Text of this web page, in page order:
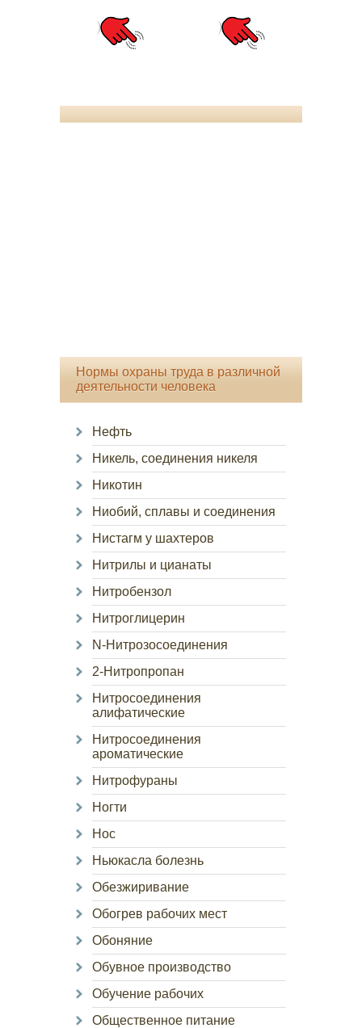
Нормы охраны труда в различной
деятельности человека
Нефть
Никель, соединения никеля
Никотин
Ниобий, сплавы и соединения
Нистагм у шахтеров
Нитрилы и цианаты
Нитробензол
Нитроглицерин
N-Нитрозосоединения
2-Нитропропан
Нитросоединения
алифатические
Нитросоединения
ароматические
Нитрофураны
Ногти
Нос
Ньюкасла болезнь
Обезжиривание
Обогрев рабочих мест
Обоняние
Обувное производство
Обучение рабочих
Общественное питание